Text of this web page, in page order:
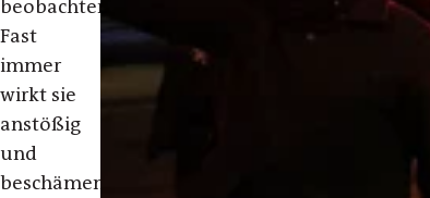
beobachten.
Fast
immer
wirkt sie
anstößig
und
beschämend,